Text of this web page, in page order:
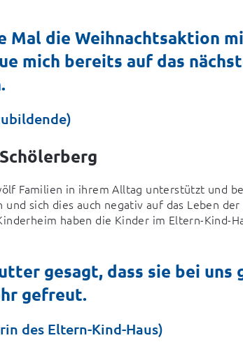
Mal die Weihnachtsaktion
mich bereits auf das
Familien in ihrem Alltag unterstützt und
sich dies auch negativ auf das Leben
haben die Kinder im Eltern-Kind-
gesagt, dass sie bei
gefreut.
des Eltern-Kind-Haus)